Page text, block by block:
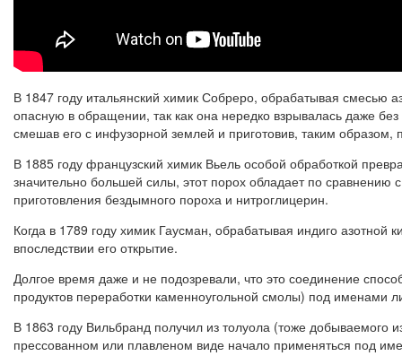
В 1847 году итальянский химик Собреро, обрабатывая смесью
опасную в обращении, так как она нередко взрывалась даже
смешав его с инфузорной землей и приготовив, таким образом,
В 1885 году французский химик Вьель особой обработкой
значительно большей силы, этот порох обладает по
приготовления бездымного пороха и нитроглицерин.
Когда в 1789 году химик Гаусман, обрабатывая индиго азотной
впоследствии его открытие.
Долгое время даже и не подозревали, что это соединение
продуктов переработки каменноугольной смолы) под именами
В 1863 году Вильбранд получил из толуола (тоже добываемого
прессованном или плавленом виде начало применяться под